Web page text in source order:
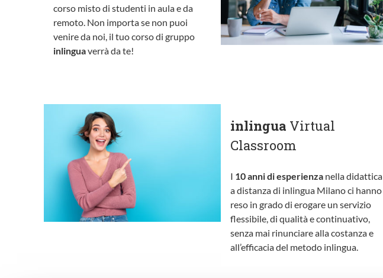
corso misto di studenti in aula e da
remoto. Non importa se non puoi
venire da noi, il tuo corso di gruppo
inlinguaverrà da te!
inlingua Virtual
Classroom
I 10 anni di esperienzanella didattica
a distanza di inlingua Milano ci hanno
reso in grado di erogare un servizio
flessibile, di qualità e continuativo,
senza mai rinunciare alla costanza e
all’efficacia del metodo inlingua.